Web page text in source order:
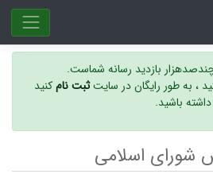
بازدید رسانه شماست.
، به طور رایگان در سایتثبت نامکنید
باشید.
شورای اسلامی